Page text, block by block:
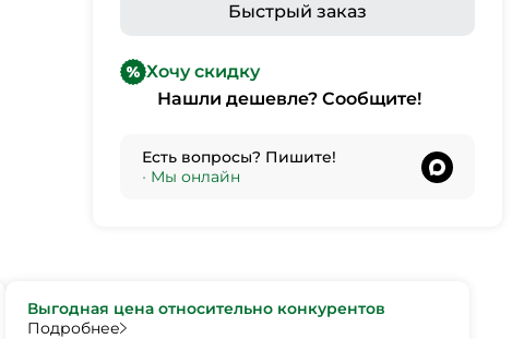
Быстрый заказ
Хочу скидку
Нашли дешевле? Сообщите!
Есть вопросы? Пишите!
• Мы онлайн
Выгодная цена относительно конкурентов
Подробнее